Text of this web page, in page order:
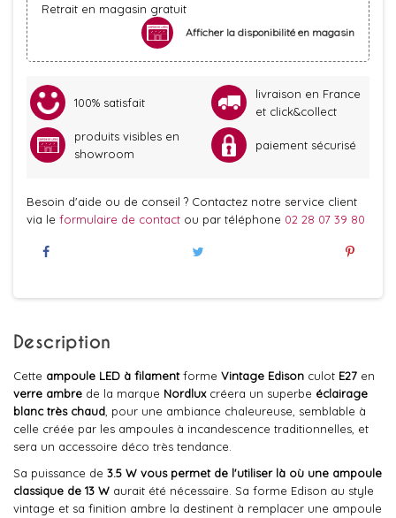
Retrait en magasin gratuit
Afficher la disponibilité en magasin
100% satisfait
livraison en France
et click&collect
produits visibles en
showroom
paiement sécurisé
Besoin d'aide ou de conseil ? Contactez notre service client
via le formulaire de contact ou par téléphone 02 28 07 39 80
Description
Cette ampoule LED à filamentforme Vintage Edison culot E27 en
verre ambre de la marque Nordluxcréera un superbe éclairage
blanc très chaud , pour une ambiance chaleureuse, semblable à
celle créée par les ampoules à incandescence traditionnelles, et
sera un accessoire déco très tendance.
Sa puissance de 3.5 W vous permet de l'utiliser là où une ampoule
classique de 13 W aurait été nécessaire. Sa forme Edison au style
vintage et sa finition ambre la destinent à remplacer une ampoule